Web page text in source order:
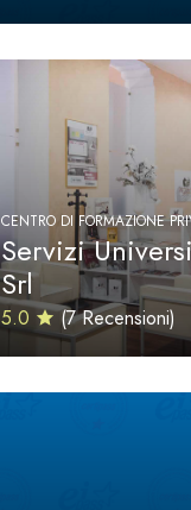
CENTRO DI FORMAZIONE
Servizi
Srl
5.0 (7 Recensioni)